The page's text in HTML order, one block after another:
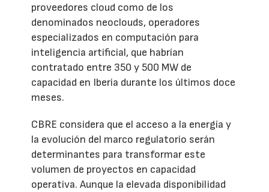
proveedores cloud como de los
denominados neoclouds, operadores
especializados en computación para
inteligencia artificial, que habrían
contratado entre 350 y 500 MW de
capacidad en Iberia durante los últimos doce
meses.
CBRE considera que el acceso a la energía y
la evolución del marco regulatorio serán
determinantes para transformar este
volumen de proyectos en capacidad
operativa. Aunque la elevada disponibilidad